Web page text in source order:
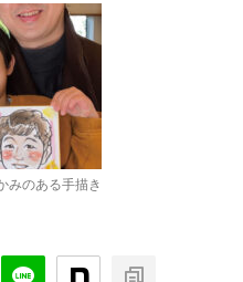
みのある手描き